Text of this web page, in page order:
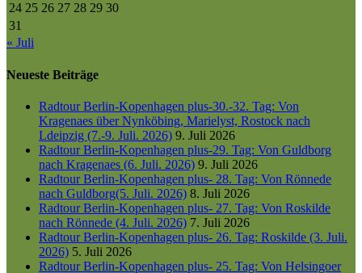
24 25 26 27 28 29 30
31
« Juli
Neueste Beiträge
Radtour Berlin-Kopenhagen plus-30.-32. Tag: Von
Kragenaes über Nynköbing, Marielyst, Rostock nach
Ldeipzig (7.-9. Juli. 2026) 9. Juli 2026
Radtour Berlin-Kopenhagen plus-29. Tag: Von Guldborg
nach Kragenaes (6. Juli. 2026) 9. Juli 2026
Radtour Berlin-Kopenhagen plus- 28. Tag: Von Rönnede
nach Guldborg(5. Juli. 2026) 8. Juli 2026
Radtour Berlin-Kopenhagen plus- 27. Tag: Von Roskilde
nach Rönnede (4. Juli. 2026) 7. Juli 2026
Radtour Berlin-Kopenhagen plus- 26. Tag: Roskilde (3. Juli.
2026) 5. Juli 2026
Radtour Berlin-Kopenhagen plus- 25. Tag: Von Helsingoer